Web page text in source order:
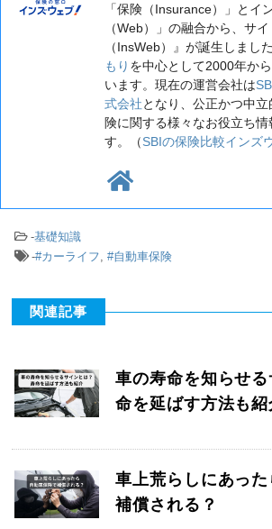
「保険（Insurance）」とイ
（Web）」の融合から、サ
（InsWeb）』が誕生しました
もり を中心として2000年か
います。現在の運営会社は
式会社となり、公正かつ中
険に関する様々なお役立ち情
す。（SBIの保険比較インズ
-基礎知識
-#カーライフ ,#自動車保険
関連記事
車の寿命を知らせ
命を延ばす方法も紹
車上荒らしにあっ
補償される？